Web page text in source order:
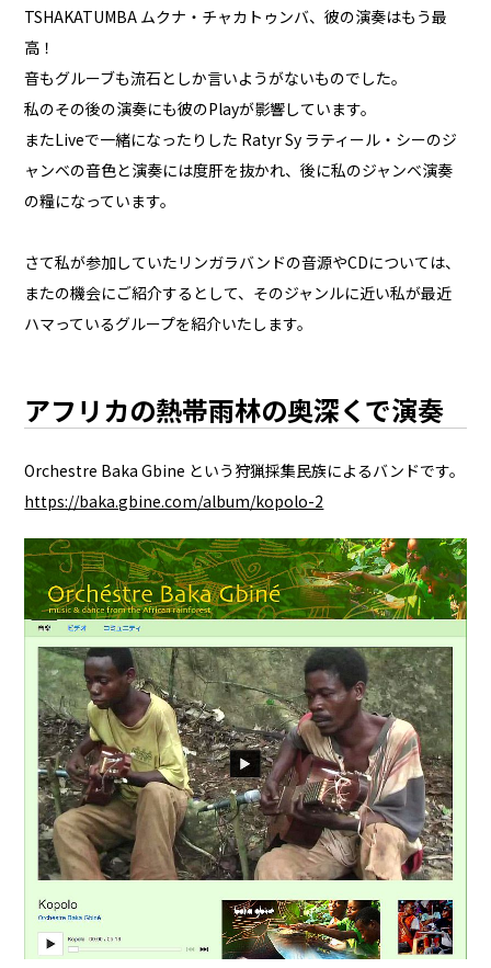
TSHAKATUMBA ムクナ・チャカトゥンバ、彼の演奏はもう最
高！
音もグルーブも流石としか言いようがないものでした。
私のその後の演奏にも彼のPlayが影響しています。
またLiveで一緒になったりした Ratyr Sy ラティール・シーのジ
ャンベの音色と演奏には度肝を抜かれ、後に私のジャンベ演奏
の糧になっています。
さて私が参加していたリンガラバンドの音源やCDについては、
またの機会にご紹介するとして、そのジャンルに近い私が最近
ハマっているグループを紹介いたします。
アフリカの熱帯雨林の奥深くで演奏
Orchestre Baka Gbine という狩猟採集民族によるバンドです。
https://baka.gbine.com/album/kopolo-2